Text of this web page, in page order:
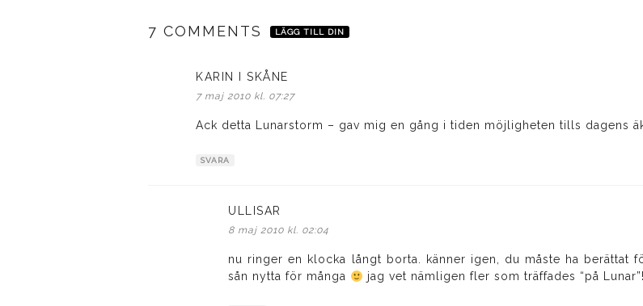
7 COMMENTS LÄGG TILL DIN
KARIN I SKÅNE
7 maj 2010 kl. 07:27
Ack detta Lunarstorm – gav mig en gång i tiden möjligheten tills dagens
SVARA
ULLISAR
8 maj 2010 kl. 02:04
nu ringer en klocka långt borta. känner igen, du måste ha berättat
sån nytta för många
jag vet nämligen fler som träffades “på Lunar”!